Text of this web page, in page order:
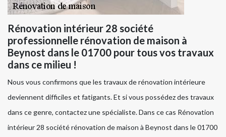
Rénovation intérieur 28 société
professionnelle rénovation de maison à
Beynost dans le 01700 pour tous vos travaux
dans ce milieu !
Nous vous confirmons que les travaux de rénovation intérieure
deviennent difficiles et fatigants. Et si vous possédez des travaux
dans ce genre, contactez une spécialiste. Dans ce cas Rénovation
intérieur 28 société rénovation de maison à Beynost dans le 01700